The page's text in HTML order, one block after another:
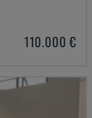
110.000 €